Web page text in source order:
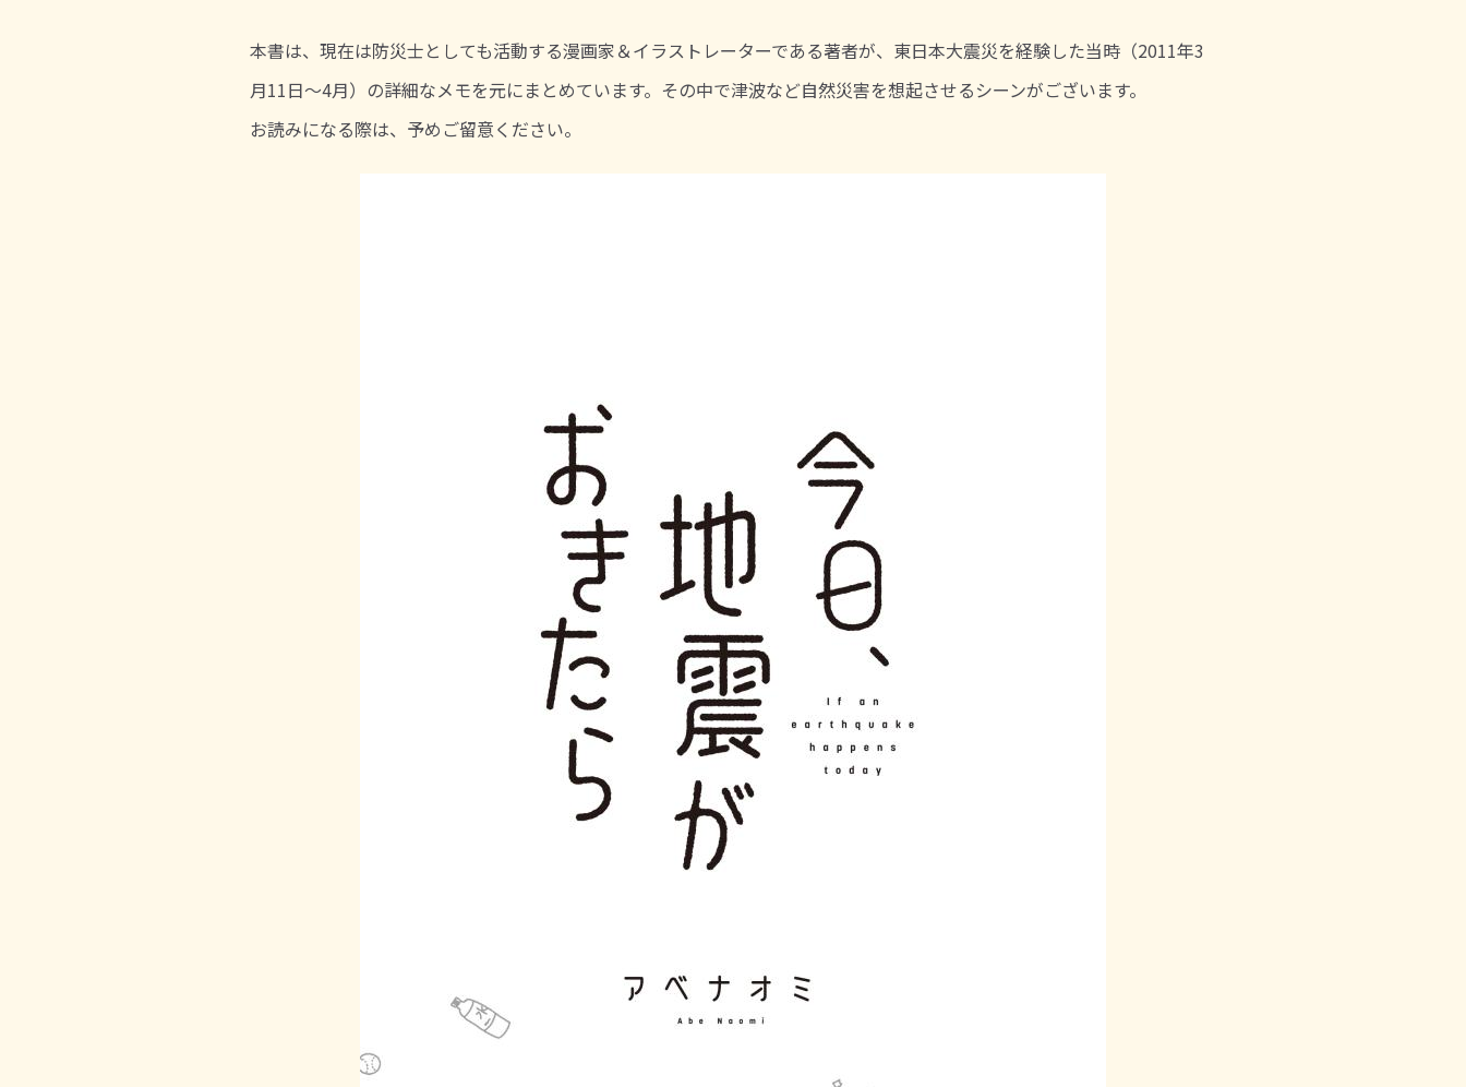
本書は、現在は防災士としても活動する漫画家＆イラストレーターである著者が、東日本大震災を経験した当時（2011年3
月11日～4月）の詳細なメモを元にまとめています。その中で津波など自然災害を想起させるシーンがございます。
お読みになる際は、予めご留意ください。